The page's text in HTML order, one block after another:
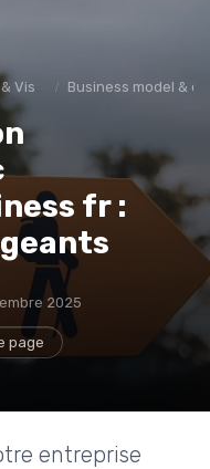
Business model &
fr :
2025
page
entreprise